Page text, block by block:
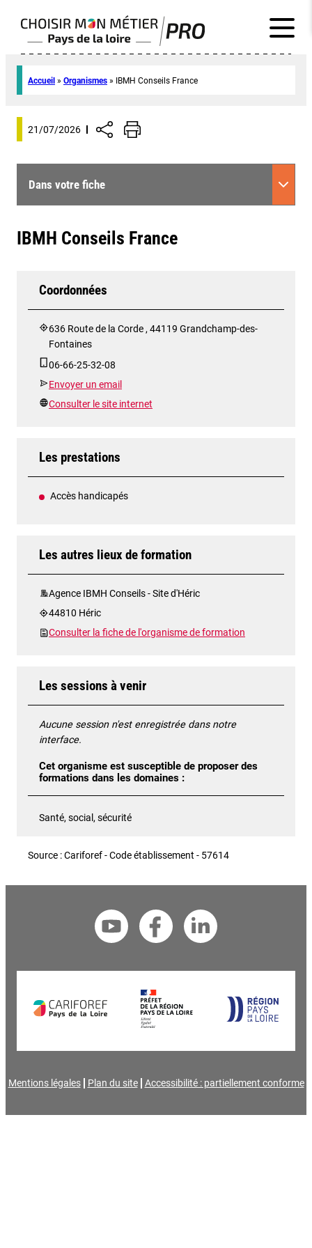
Accueil » Organismes » IBMH Conseils France
21/07/2026
Dans votre fiche
IBMH Conseils France
Coordonnées
636 Route de la Corde , 44119 Grandchamp-des-
Fontaines
06-66-25-32-08
Envoyer un email
Consulter le site internet
Les prestations
Accès handicapés
Les autres lieux de formation
Agence IBMH Conseils - Site d'Héric
44810 Héric
Consulter la fiche de l'organisme de formation
Les sessions à venir
Aucune session n'est enregistrée dans notre
interface.
Cet organisme est susceptible de proposer des
formations dans les domaines :
Santé, social, sécurité
Source : Cariforef - Code établissement - 57614
Mentions légales Plan du site Accessibilité : partiellement conforme